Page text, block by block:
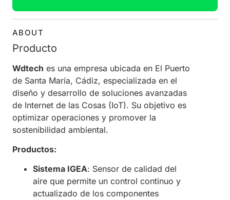
ABOUT
Producto
Wdtech es una empresa ubicada en El Puerto
de Santa María, Cádiz, especializada en el
diseño y desarrollo de soluciones avanzadas
de Internet de las Cosas (IoT). Su objetivo es
optimizar operaciones y promover la
sostenibilidad ambiental. ​
Productos:
Sistema IGEA: Sensor de calidad del
aire que permite un control continuo y
actualizado de los componentes